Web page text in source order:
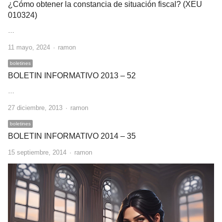
¿Cómo obtener la constancia de situación fiscal? (XEU
010324)
…
11 mayo, 2024 Author
ramon
boletines
BOLETIN INFORMATIVO 2013 – 52
…
27 diciembre, 2013 Author
ramon
boletines
BOLETIN INFORMATIVO 2014 – 35
15 septiembre, 2014 Author
ramon